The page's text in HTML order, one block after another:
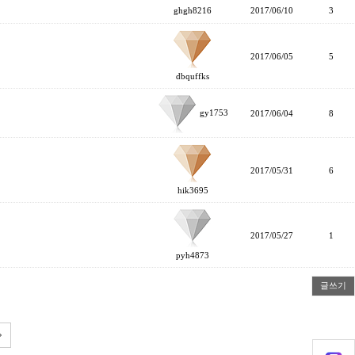
ghgh8216 2017/06/10 3
dbquffks
2017/06/05 5
gy1753 2017/06/04 8
hik3695
2017/05/31 6
pyh4873
2017/05/27 1
글쓰기